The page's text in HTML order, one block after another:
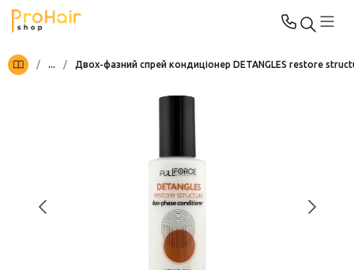
/ ... / Двох-фазний спрей кондиціонер DETANGLES restore